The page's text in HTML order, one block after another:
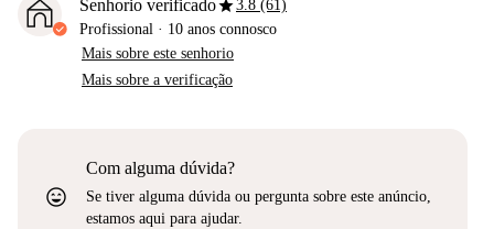
Senhorio verificadostar3.8 (61)
Profissional · 10 anos connosco
Mais sobre este senhorio
Mais sobre a verificação
sentiment_very_satisfied
Com alguma dúvida?
Se tiver alguma dúvida ou pergunta sobre este anúncio,
estamos aqui para ajudar.